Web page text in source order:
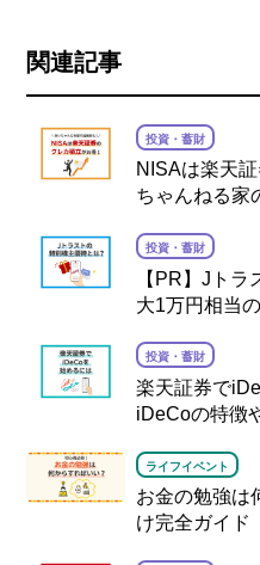
関連記事
投資・蓄財
NISAは楽天
ちゃんねる家
投資・蓄財
【PR】Jト
大1万円相当
投資・蓄財
楽天証券で
iDeCoの特徴
ライフイベント
お金の勉強は
け完全ガイド